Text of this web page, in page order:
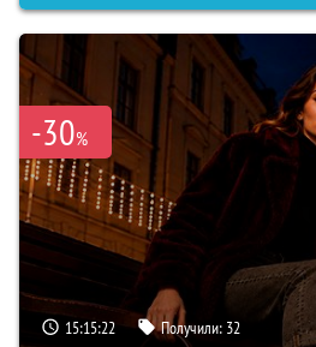
-30%
15:15:21 Получили: 32